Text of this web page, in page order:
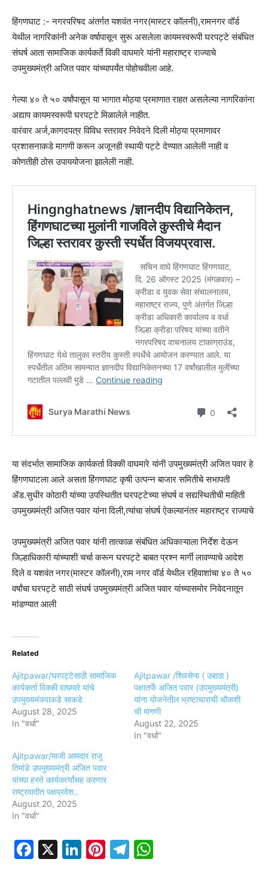
हिंगणघाट :- नगरपरिषद अंतर्गत यशवंत नगर(मास्टर कॉलनी),रामनगर वॉर्ड
येथील नागरिकांनी अनेक वर्षापासून सुरू असलेला कायमस्वरूपी घरपट्टे संबंधित
संघर्ष आता सामाजिक कार्यकर्ते विकी वाघमारे यांनी महाराष्ट्र राज्याचे
उपमुख्यमंत्री अजित पवार यांच्यापर्यंत पोहोचवीला आहे.
गेल्या ४० ते ५० वर्षांपासून या भागात मोठ्या प्रमाणात राहत असलेल्या नागरिकांना
अद्याप कायमस्वरूपी घरपट्टे मिळालेले नाहीत.
वारंवार अर्ज,कागदपत्र विविध स्तरावर निवेदने दिली मोठ्या प्रमाणावर
प्रशासनाकडे मागणी करून अजूनही स्थायी पट्टे देण्यात आलेली नाही व
कोणतीही ठोस उपाययोजना झालेली नाही.
या संदर्भात सामाजिक कार्यकर्ता विक्की वाघमारे यांनी उपमुख्यमंत्री अजित पवार हे
हिंगणघाटला आले असता हिंगणघाट कृषी उत्पन्न बाजार समितीचे सभापती
ॲड.सुधीर कोठारी यांच्या उपस्थितीत घरपट्टेच्या संघर्ष व सद्यस्थितीची माहिती
उपमुख्यमंत्री अजित पवार यांना दिली,त्यांचा संघर्ष ऐकल्यानंतर महाराष्ट्र राज्याचे
उपमुख्यमंत्री अजित पवार यांनी तात्काळ संबंधित अधिकाऱ्याला निर्देश देऊन
जिल्हाधिकारी यांच्याशी चर्चा करून घरपट्टे बाबत प्रश्न मार्गी लावण्याचे आदेश
दिले व यशवंत नगर(मास्टर कॉलनी),राम नगर वॉर्ड येथील रहिवाशांचा ४० ते ५०
वर्षांचा घरपट्टे साठी संघर्ष उपमुख्यमंत्री अजित पवार यांच्यासमोर निवेदनातून
मांडण्यात आली
Related
Ajitpawar/घरपट्टेसाठी सामाजिक
कार्यकर्ता विक्की वाघमारे यांचे
उपमुख्यमंत्र्याकडे साकडे
August 28, 2025
In "वर्धा"
Ajitpawar /शिवसेना ( उबाठा )
पक्षातर्फे अजित पवार (उपमुख्यमंत्री)
यांना योजनेतील भ्रष्टाचाराची चौकशी
ची मागणी
August 22, 2025
In "वर्धा"
Ajitpawar/माजी आमदार राजु
तिमांडे उपमुख्यमंत्री अजित पवार
यांच्या हस्ते कार्यकर्त्यांसह करणार
राष्ट्रवादीत पक्षप्रवेश..
August 20, 2025
In "वर्धा"
Facebook
X LinkedIn
Pinterest
Telegram